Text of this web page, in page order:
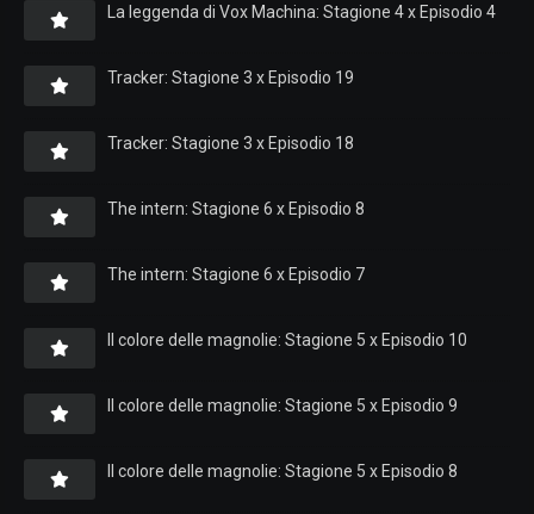
La leggenda di Vox Machina: Stagione 4 x Episodio 4
Tracker: Stagione 3 x Episodio 19
Tracker: Stagione 3 x Episodio 18
The intern: Stagione 6 x Episodio 8
The intern: Stagione 6 x Episodio 7
Il colore delle magnolie: Stagione 5 x Episodio 10
Il colore delle magnolie: Stagione 5 x Episodio 9
Il colore delle magnolie: Stagione 5 x Episodio 8